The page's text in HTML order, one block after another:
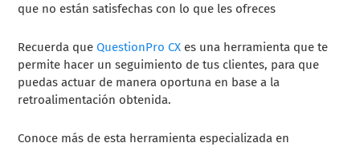
que no están satisfechas con lo que les ofreces
Recuerda queQuestionPro CX es una herramienta que te
permite hacer un seguimiento de tus clientes, para que
puedas actuar de manera oportuna en base a la
retroalimentación obtenida.
Conoce más de esta herramienta especializada en